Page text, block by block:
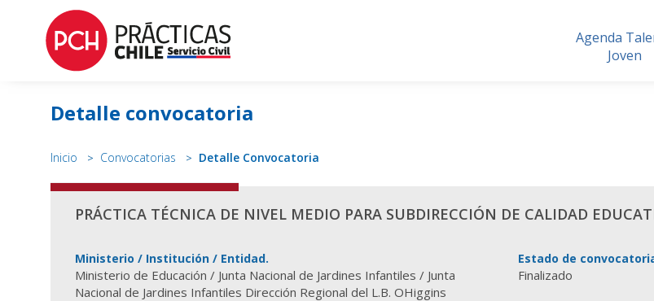
Agenda
Joven
Detalle convocatoria
Inicio Convocatorias Detalle Convocatoria
PRÁCTICA TÉCNICA DE NIVEL MEDIO PARA SUBDIRECCIÓN DE CALIDAD
Ministerio / Institución / Entidad.
Ministerio de Educación / Junta Nacional de Jardines Infantiles / Junta
Nacional de Jardines Infantiles Dirección Regional del L.B. OHiggins
Estado de
Finalizado